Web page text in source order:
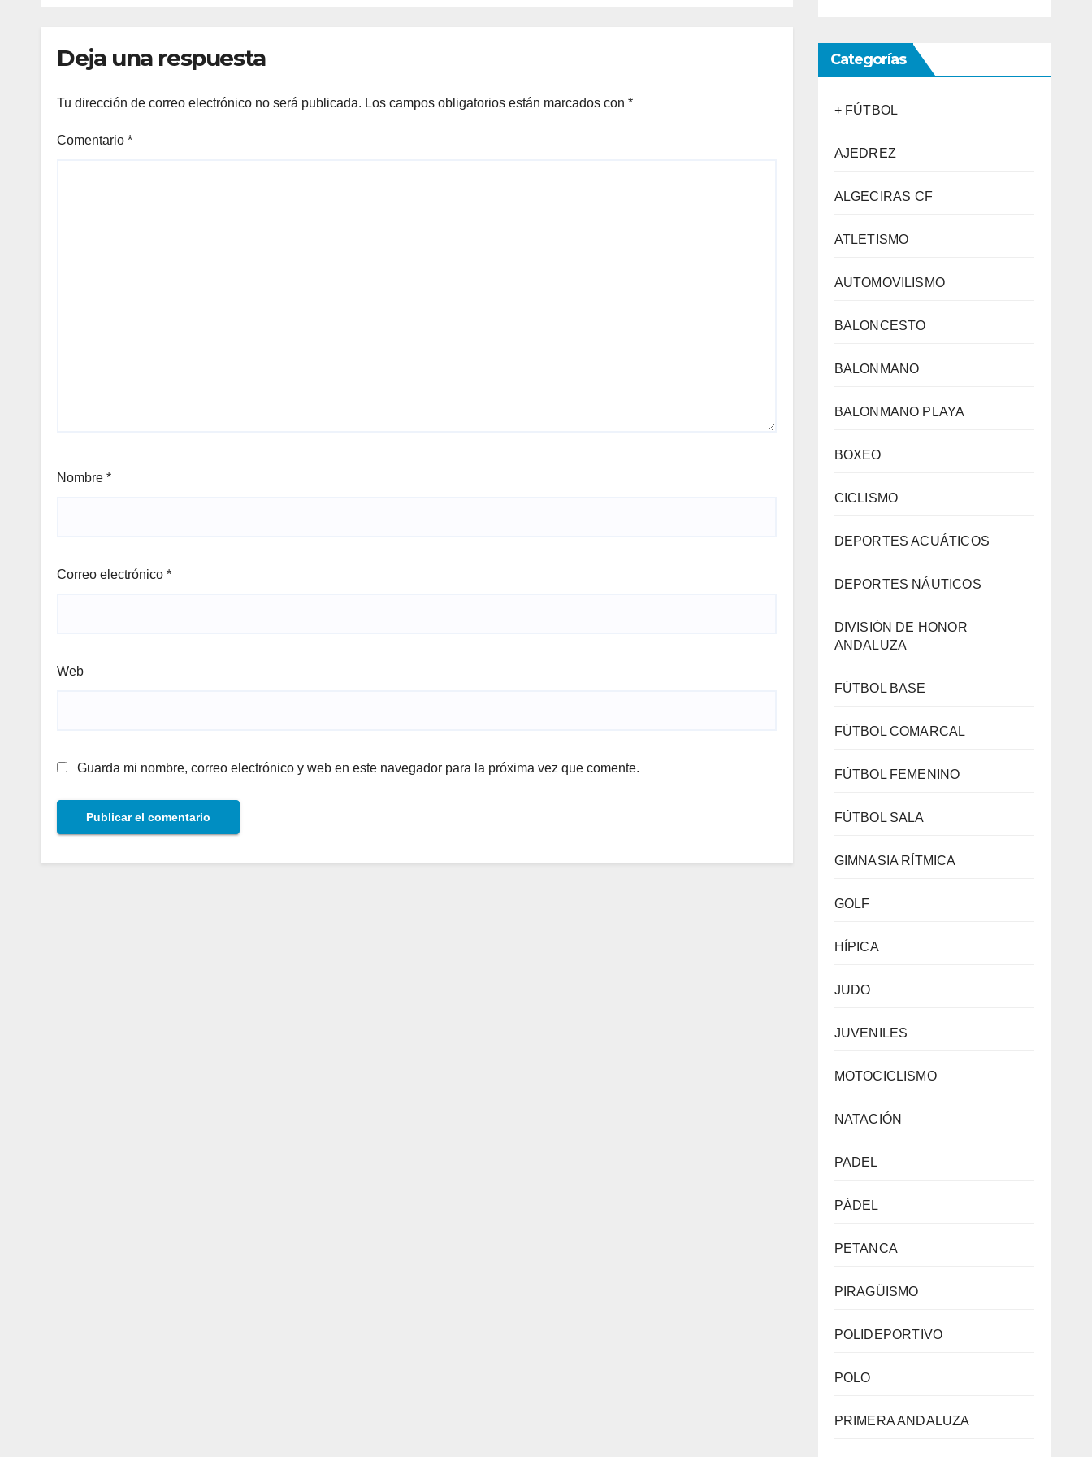
Deja una respuesta
Tu dirección de correo electrónico no será publicada. Los campos obligatorios están marcados con *
Comentario *
Nombre *
Correo electrónico *
Web
Guarda mi nombre, correo electrónico y web en este navegador para la próxima vez que comente.
Categorías
+ FÚTBOL
AJEDREZ
ALGECIRAS CF
ATLETISMO
AUTOMOVILISMO
BALONCESTO
BALONMANO
BALONMANO PLAYA
BOXEO
CICLISMO
DEPORTES ACUÁTICOS
DEPORTES NÁUTICOS
DIVISIÓN DE HONOR
ANDALUZA
FÚTBOL BASE
FÚTBOL COMARCAL
FÚTBOL FEMENINO
FÚTBOL SALA
GIMNASIA RÍTMICA
GOLF
HÍPICA
JUDO
JUVENILES
MOTOCICLISMO
NATACIÓN
PADEL
PÁDEL
PETANCA
PIRAGÜISMO
POLIDEPORTIVO
POLO
PRIMERA ANDALUZA